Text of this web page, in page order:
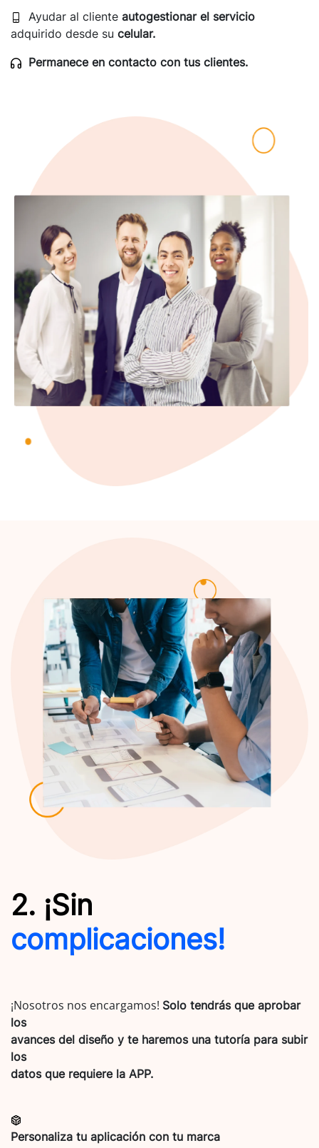
Ayudar al cliente autogestionar el servicio
adquirido desde su celular.
Permanece en contacto con tus clientes.
2. ¡Sin
complicaciones!
¡Nosotros nos encargamos! Solo tendrás que aprobar
los
avances del diseño y te haremos una tutoría para subir
los
datos que requiere la APP.
Personaliza tu aplicación con tu marca